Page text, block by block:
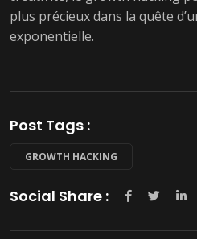
plus précieux dans la quête
exponentielle.
Post Tags :
GROWTH HACKING
Social Share :